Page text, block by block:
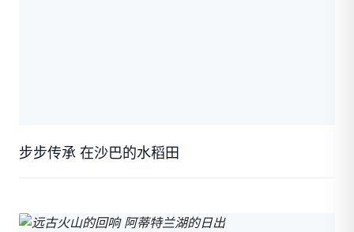
步步传承 在沙巴的水稻田